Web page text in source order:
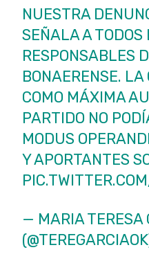
NUESTRA
SEÑALA A TODOS
RESPONSABLES
BONAERENSE. LA
COMO MÁXIMA
PARTIDO NO
MODUS
Y APORTANTES
— MARIA TERESA